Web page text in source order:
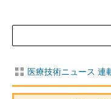
医療技術ニュース 連